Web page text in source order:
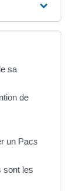
sa
de
un Pacs
sont les